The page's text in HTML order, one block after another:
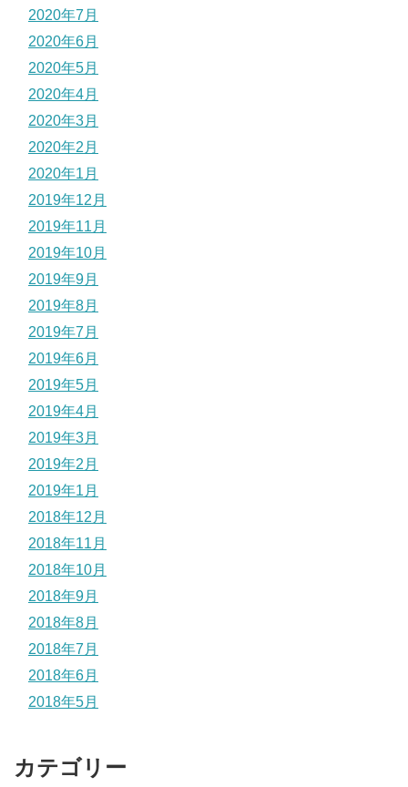
2020年7月
2020年6月
2020年5月
2020年4月
2020年3月
2020年2月
2020年1月
2019年12月
2019年11月
2019年10月
2019年9月
2019年8月
2019年7月
2019年6月
2019年5月
2019年4月
2019年3月
2019年2月
2019年1月
2018年12月
2018年11月
2018年10月
2018年9月
2018年8月
2018年7月
2018年6月
2018年5月
カテゴリー